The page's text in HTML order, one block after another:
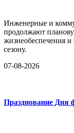
Инженерные и
продолжают
жизнеобеспечения и
сезону.
07-08-2026
Празднование Дня